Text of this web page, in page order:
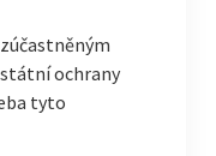
státní ochrany
tyto